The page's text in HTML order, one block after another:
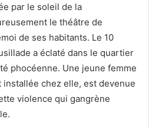
par le soleil de la
le théâtre de
de ses habitants. Le 10
a éclaté dans le quartier
phocéenne. Une jeune femme
chez elle, est devenue
violence qui gangrène